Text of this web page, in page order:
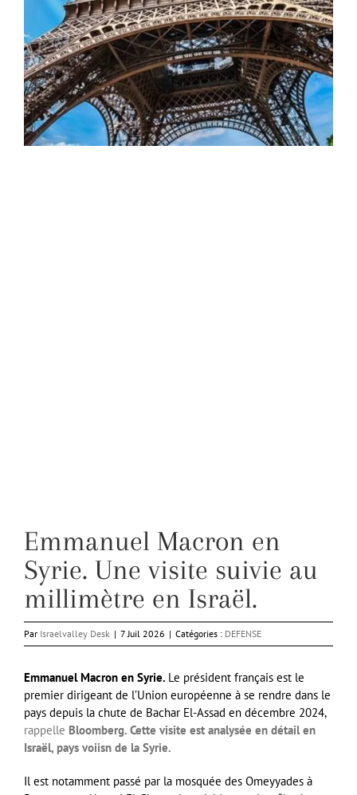
Emmanuel Macron en
Syrie. Une visite suivie au
millimètre en Israël.
Par Israelvalley Desk | 7 Juil 2026 | Catégories : DEFENSE
Emmanuel Macron en Syrie. Le président français est le
premier dirigeant de l’Union européenne à se rendre dans le
pays depuis la chute de Bachar El-Assad en décembre 2024,
rappelle Bloomberg. Cette visite est analysée en détail en
Israël, pays voiisn de la Syrie.
Il est notamment passé par la mosquée des Omeyyades à